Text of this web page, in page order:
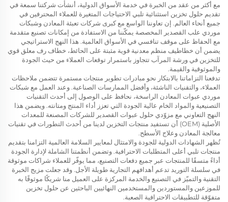
مع أكثر من عقد من الخبرة في خدمة الأسواق الدولية، أنشأت شركتنا سمعة في
تقديم حلول تخزين استثنائية تلبي الاحتياجات المتغيرة للعملاء المحترفين في
جميع أنحاء العالم. إن تعاوننا الواسع مع كبرى شركات تعبئة المعادن وشبكات
موردي علب القصدير المخصصة يمكّننا من الاستفادة من إمكانات تصنيع متقدمة
مع الحفاظ على موقف تنافسي في الأسواق العالمية. هذا النهج الاستراتيجي
يضمن أن خطاطيف منظم معدنية قوية مثبتة على الحائط، خطاف رف معلق قوي
للتخزين في ورشة المرآب تتجاوز باستمرار توقعات العملاء من حيث الجودة
والموثوقية والقيمة.
تدفعنا التزاماتنا بالابتكار نحو مبادرات تطوير منتجات مستمرة تتضمن ملاحظات
العملاء، والتقنيات الناشئة، وأفضل الممارسات الصناعية. وعند العمل مع شبكات
موردي عبوات المعادن الراسخة، نحافظ على الوصول إلى أحدث التقنيات
التصنيعية والمواد الخام عالية الجودة التي تعزز أداء المنتج ومتانته. ويضمن هذا
النهج التعاوني مع مزوّدي حلول عبوات القصدير للشركات المصنعة للمعدات
الأصلية (OEM) أن تستفيد منتجات التخزين لدينا من أحدث التطورات في تقنيات
معالجة المعادن وعلاج الأسطح.
تُظهر الشهادات الدولية للجودة والامتثال لمعايير السلامة العالمية التزامنا بتقديم
منتجات تلبي أعلى المتطلبات الاحترافية. وتضمن أنظمتنا الشاملة لإدارة الجودة
أداءً متسقًا للمنتجات عبر جميع دفعات التصنيع، مما يوفّر للعملاء شراكات موثوقة
في سلسلة التوريد تدعم أهدافهم التجارية طويلة الأجل. وقد جعلت مزيج الخبرة
التقنية والتميّز في التصنيع والخدمة المركزة على العميل منا شريكًا موثوقًا به
للموزعين والمستوردين والمستخدمين النهائيين الباحثين عن حلول تخزين
متفوّقة للتطبيقات الاحترافية الصعبة.